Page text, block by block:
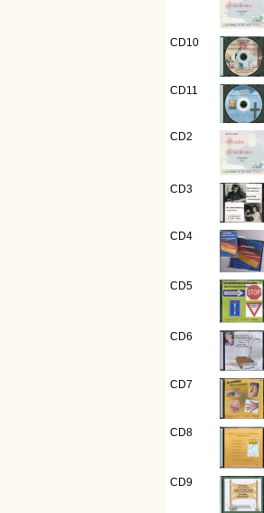
CD10
CD11
CD2
CD3
CD4
CD5
CD6
CD7
CD8
CD9